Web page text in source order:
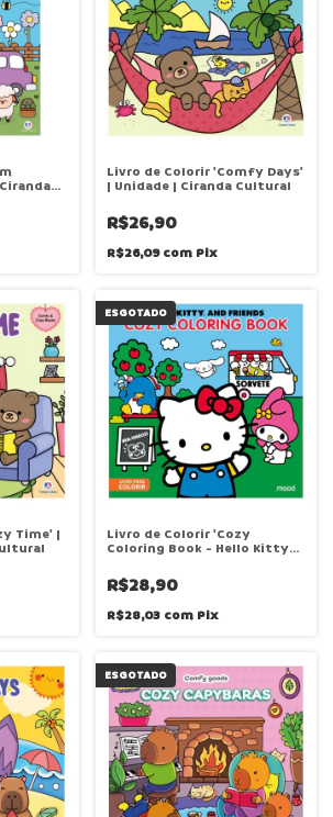
Livro de Colorir 'Comfy Days'
| Unidade | Ciranda Cultural
R$26,90
R$26,09com Pix
Time' |
ESGOTADO
Livro de Colorir 'Cozy
Coloring Book - Hello Kitty
Ciranda Cultural
R$28,90
R$28,03 com Pix
ESGOTADO